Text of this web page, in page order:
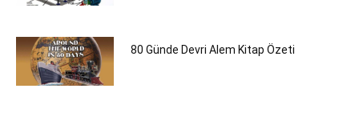
80 Günde Devri Alem Kitap Özeti